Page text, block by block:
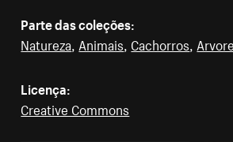
Parte das coleções:
Natureza, Animais, Cachorros,
Licença:
Creative Commons